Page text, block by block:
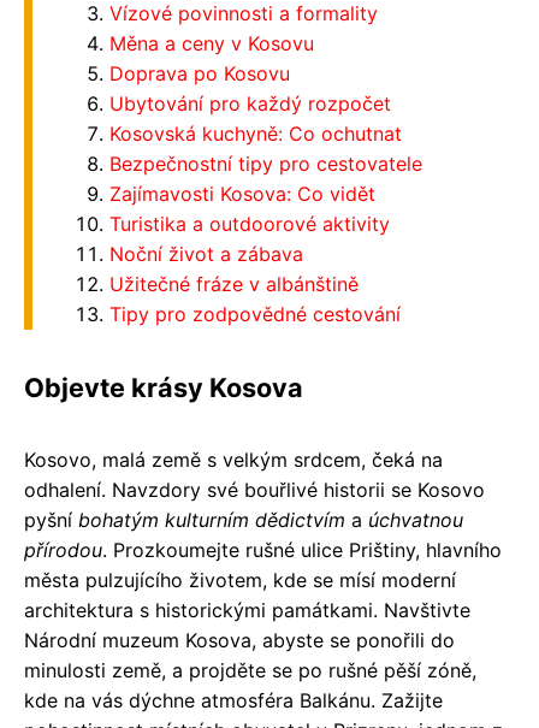
Vízové povinnosti a formality
Měna a ceny v Kosovu
Doprava po Kosovu
Ubytování pro každý rozpočet
Kosovská kuchyně: Co ochutnat
Bezpečnostní tipy pro cestovatele
Zajímavosti Kosova: Co vidět
Turistika a outdoorové aktivity
Noční život a zábava
Užitečné fráze v albánštině
Tipy pro zodpovědné cestování
Objevte krásy Kosova
Kosovo, malá země s velkým srdcem, čeká na
odhalení. Navzdory své bouřlivé historii se Kosovo
pyšní bohatým kulturním dědictvím a úchvatnou
přírodou. Prozkoumejte rušné ulice Prištiny, hlavního
města pulzujícího životem, kde se mísí moderní
architektura s historickými památkami. Navštivte
Národní muzeum Kosova, abyste se ponořili do
minulosti země, a projděte se po rušné pěší zóně,
kde na vás dýchne atmosféra Balkánu. Zažijte